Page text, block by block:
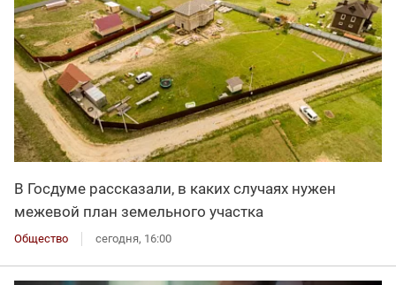
В Госдуме рассказали, в каких случаях нужен
межевой план земельного участка
Общество сегодня, 16:00